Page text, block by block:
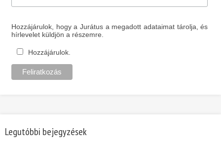
Hozzájárulok, hogy a Jurátus a megadott adataimat tárolja, és
hírlevelet küldjön a részemre.
Hozzájárulok.
Legutóbbi bejegyzések